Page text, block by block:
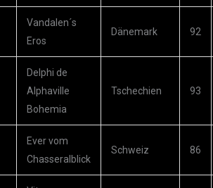
Vandalen´s
Eros
Dänemark 92
Delphi de
Alphaville
Bohemia
Tschechien 93
Ever vom
Chasseralblick
Schweiz 86